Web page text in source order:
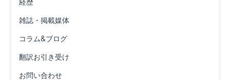
経歴
雑誌・掲載媒体
コラム&ブログ
翻訳お引き受け
お問い合わせ